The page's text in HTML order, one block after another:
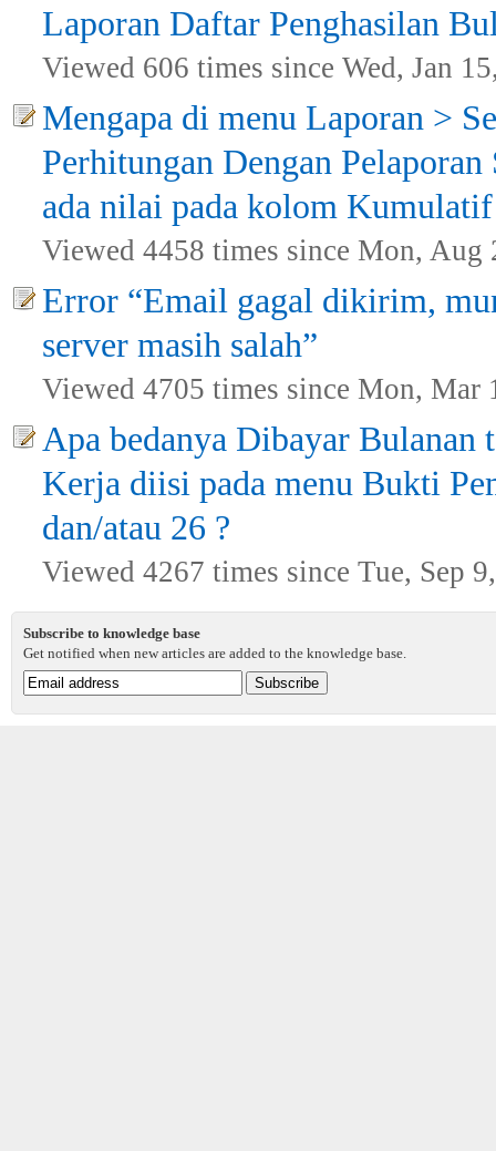
Laporan Daftar Penghasilan
Viewed 606 times since Wed, Jan
Mengapa di menu Laporan >
Perhitungan Dengan
ada nilai pada kolom
Viewed 4458 times since Mon, Aug
Error “Email gagal dikirim,
server masih salah”
Viewed 4705 times since Mon, Mar
Apa bedanya Dibayar Bulanan
Kerja diisi pada menu Bukti
dan/atau 26 ?
Viewed 4267 times since Tue, Sep
Subscribe to knowledge base
Get notified when new articles are added to the knowledge base.